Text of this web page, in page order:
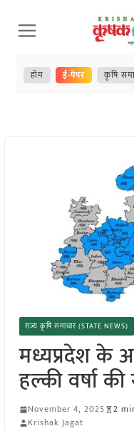
Skip
to
content
होम ई-पेपर कृषि
राज्य कृषि समाचार (STATE NEWS)
मध्यप्रदेश के
हल्की वर्षा
November 4, 2025 2
Krishak Jagat